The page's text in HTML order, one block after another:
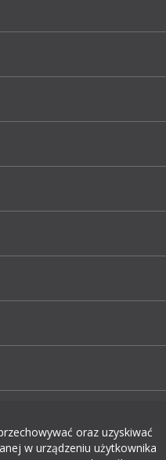
oraz uzyskiwać
w urządzeniu użytkownika